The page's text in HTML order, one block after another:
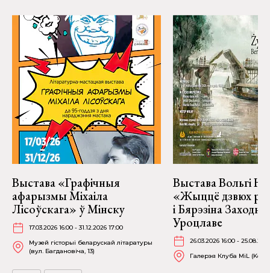
Выстава «Графічныя
афарызмы Міхаіла
Лісоўскага» ў Мінску
17.03.2026 16:00 - 31.12.2026 17:00
Музей гісторыі беларускай літаратуры
(вул. Багдановіча, 13)
Выстава Вольгі
«Жыццё дзвюх
і Бярэзіна
Уроцлаве
26.03.2026 16:00 -
Галерэя Клуба MiL